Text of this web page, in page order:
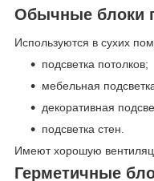
Обычные блоки
Используются в сухих
подсветка потолков;
мебельная
декоративная
подсветка стен.
Имеют хорошую
Герметичные